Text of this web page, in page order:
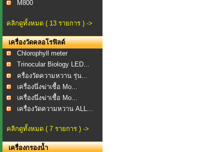
M800
คลิกดูทั้งหมด ( 13 รายการ ) ->
เครื่องวัดคลอโรฟิลด์
Chlorophyll meter
Trinocular Biology LED...
ครื่องวัดความหวาน รุ่น...
เครื่องนึ่งฆ่าเชื้อ Mo...
เครื่องนึ่งฆ่าเชื้อ Mo...
เครื่องวัดความหวาน ALL...
คลิกดูทั้งหมด ( 7 รายการ ) ->
เครื่องกรองน้ำ